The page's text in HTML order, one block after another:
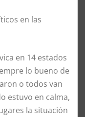
en las
en 14 estados
lo bueno de
o todos van
estuvo en calma,
la situación